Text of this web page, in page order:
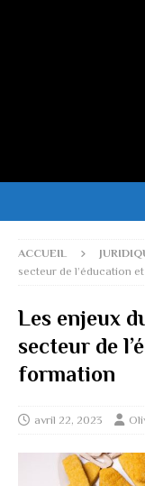
ACCUEIL
secteur de l’éducation
Les enjeux
secteur de
formation
avril 22, 2023